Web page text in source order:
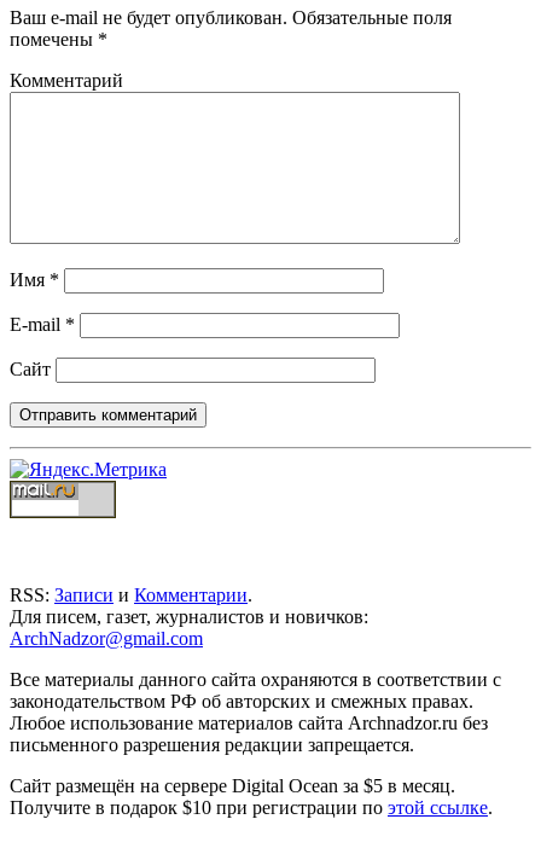
Ваш e-mail не будет опубликован. Обязательные поля
помечены *
Комментарий
Имя *
E-mail *
Сайт
RSS: Записи и Комментарии.
Для писем, газет, журналистов и новичков:
ArchNadzor@gmail.com
Все материалы данного сайта охраняются в соответствии с
законодательством РФ об авторских и смежных правах.
Любое использование материалов сайта Archnadzor.ru без
письменного разрешения редакции запрещается.
Сайт размещён на сервере Digital Ocean за $5 в месяц.
Получите в подарок $10 при регистрации по этой ссылке.